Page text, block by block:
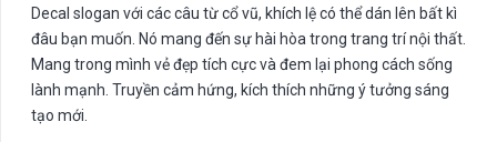
Decal slogan với các câu từ cổ vũ, khích lệ có thể dán lên bất kì
đâu bạn muốn. Nó mang đến sự hài hòa trong trang trí nội thất.
Mang trong mình vẻ đẹp tích cực và đem lại phong cách sống
lành mạnh. Truyền cảm hứng, kích thích những ý tưởng sáng
tạo mới.